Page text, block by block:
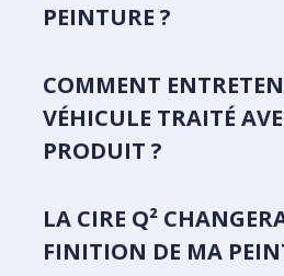
PEINTURE ?
COMMENT
VÉHICULE TRAITÉ
PRODUIT ?
LA CIRE Q²
FINITION DE MA